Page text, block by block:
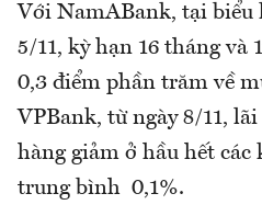
Với NamABank, tại biểu
5/11, kỳ hạn 16 tháng và
0,3 điểm phần trăm về
VPBank, từ ngày 8/11,
hàng giảm ở hầu hết
trung bình 0,1%.